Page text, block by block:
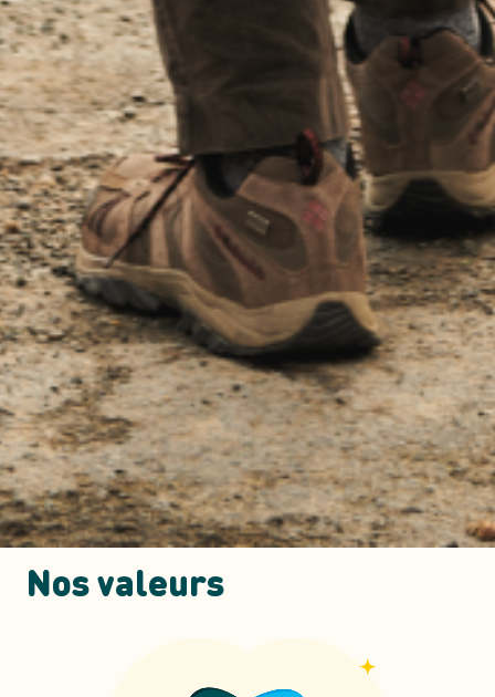
Nos valeurs